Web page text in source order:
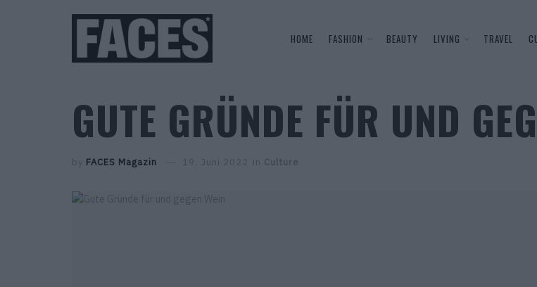
HOME FASHION BEAUTY LIVING TRAVEL
GUTE GRÜNDE FÜR UND
by FACES Magazin 19. Juni 2022 in Culture